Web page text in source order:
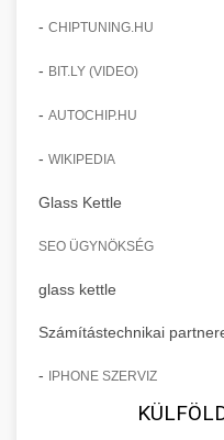
- CHIPTUNING.HU
- BIT.LY (VIDEO)
- AUTOCHIP.HU
- WIKIPEDIA
Glass Kettle
SEO ÜGYNÖKSÉG
glass kettle
Számítástechnikai
- IPHONE SZERVIZ